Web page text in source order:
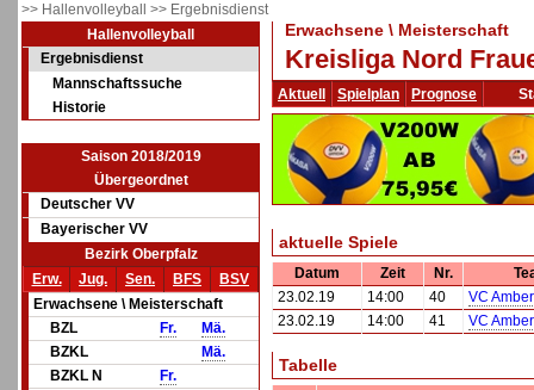
>> Hallenvolleyball >> Ergebnisdienst
Hallenvolleyball
Ergebnisdienst
Mannschaftssuche
Historie
Saison 2018/2019
Übergeordnet
Deutscher VV
Bayerischer VV
Bezirk Oberpfalz
Erw.
Jug. Sen. BFS
BSV
Erwachsene \ Meisterschaft
BZL
Fr.
Mä.
BZKL
Mä.
BZKL N
Fr.
Erwachsene \ Meisterschaft
Kreisliga Nord
Aktuell Spielplan Prognose
aktuelle Spiele
Datum Zeit Nr.
23.02.19
14:00 40
VC
23.02.19
14:00 41 VC
Tabelle